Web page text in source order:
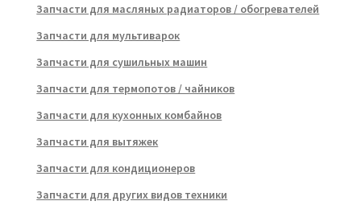
Запчасти для масляных радиаторов / обогревателей
Запчасти для мультиварок
Запчасти для сушильных машин
Запчасти для термопотов / чайников
Запчасти для кухонных комбайнов
Запчасти для вытяжек
Запчасти для кондиционеров
Запчасти для других видов техники